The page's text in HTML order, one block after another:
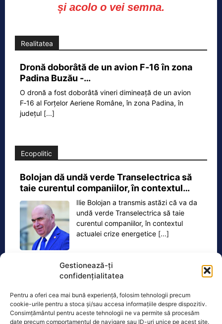
Gestionează-ți
confidențialitatea
Pentru a oferi cea mai bună experiență, folosim tehnologii precum
cookie-urile pentru a stoca și/sau accesa informațiile despre dispozitiv.
Consimțământul pentru aceste tehnologii ne va permite să procesăm
date precum comportamentul de navigare sau ID-uri unice pe acest site.
și acolo o vei semna.
Realitatea
Dronă doborâtă de un avion F‑16 în zona
Padina Buzău -…
O dronă a fost doborâtă vineri dimineață de un avion
F‑16 al Forțelor Aeriene Române, în zona Padina, în
județul [...]
Ecopolitic
Bolojan dă undă verde Transelectrica să
taie curentul companiilor, în contextul…
Ilie Bolojan a transmis astăzi că va da
undă verde Transelectrica să taie
curentul companiilor, în contextul
actualei crize energetice [...]
Cine este Petrică Paraschiv, campionul mondial care